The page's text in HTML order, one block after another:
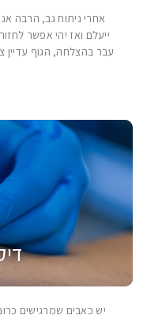
אחרי ניתוח גב, הרבה
ייעלם ואז יהי אפשר
עבר בהצלחה, הגוף עדיין
יש כאבים שמרגישים